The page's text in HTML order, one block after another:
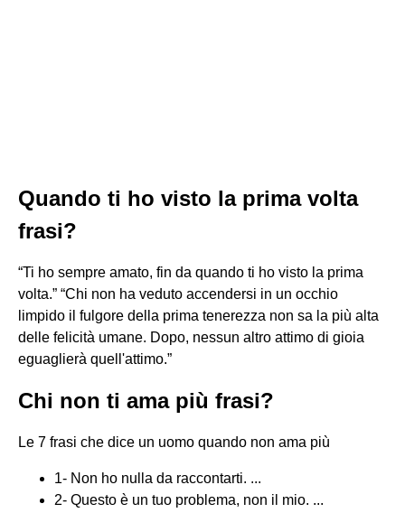
Quando ti ho visto la prima volta
frasi?
“Ti ho sempre amato, fin da quando ti ho visto la prima
volta.” “Chi non ha veduto accendersi in un occhio
limpido il fulgore della prima tenerezza non sa la più alta
delle felicità umane. Dopo, nessun altro attimo di gioia
eguaglierà quell'attimo.”
Chi non ti ama più frasi?
Le 7 frasi che dice un uomo quando non ama più
1- Non ho nulla da raccontarti. ...
2- Questo è un tuo problema, non il mio. ...